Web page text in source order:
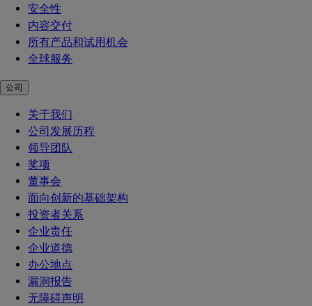
安全性
内容交付
所有产品和试用机会
全球服务
公司
关于我们
公司发展历程
领导团队
奖项
董事会
面向创新的基础架构
投资者关系
企业责任
企业道德
办公地点
漏洞报告
无障碍声明